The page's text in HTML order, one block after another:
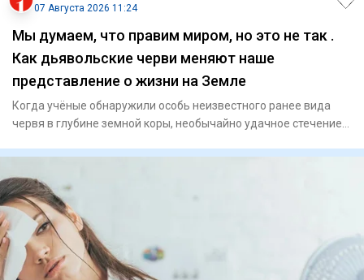
07 Августа 2026 11:24
Мы думаем, что правим миром, но это не так .
Как дьявольские черви меняют наше
представление о жизни на Земле
Когда учёные обнаружили особь неизвестного ранее вида
червя в глубине земной коры, необычайно удачное стечение